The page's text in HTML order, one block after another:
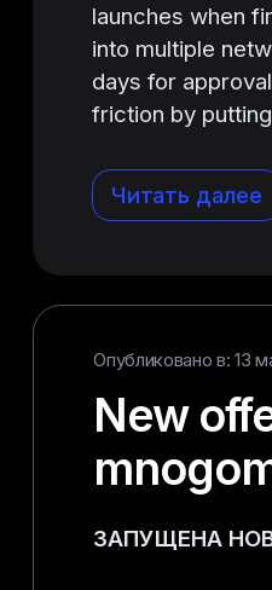
launches when
into multiple
days for
friction by
Читать далее
Опубликовано в: 13
New
ЗАПУЩЕНА